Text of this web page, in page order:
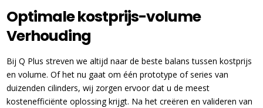
Optimale kostprijs-volume
Verhouding
Bij Q Plus streven we altijd naar de beste balans tussen kostprijs
en volume. Of het nu gaat om één prototype of series van
duizenden cilinders, wij zorgen ervoor dat u de meest
kostenefficiënte oplossing krijgt. Na het creëren en valideren van